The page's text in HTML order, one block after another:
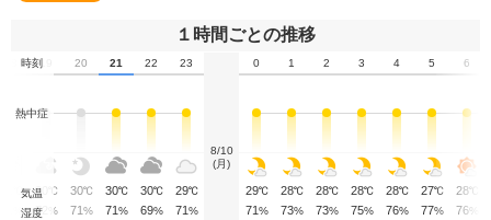
１時間ごとの推移
時刻19 20 21 22 23
8/10
(月)
0 1 2 3 4 5 6
熱中症
気温
℃ 30 ℃ 30℃ 30℃ 30℃ 29℃ 29℃ 28℃ 28℃ 28℃ 28℃ 27℃ 28℃
湿度
% 72 % 71% 71% 69% 71% 71% 73% 73% 75% 76% 77% 76%